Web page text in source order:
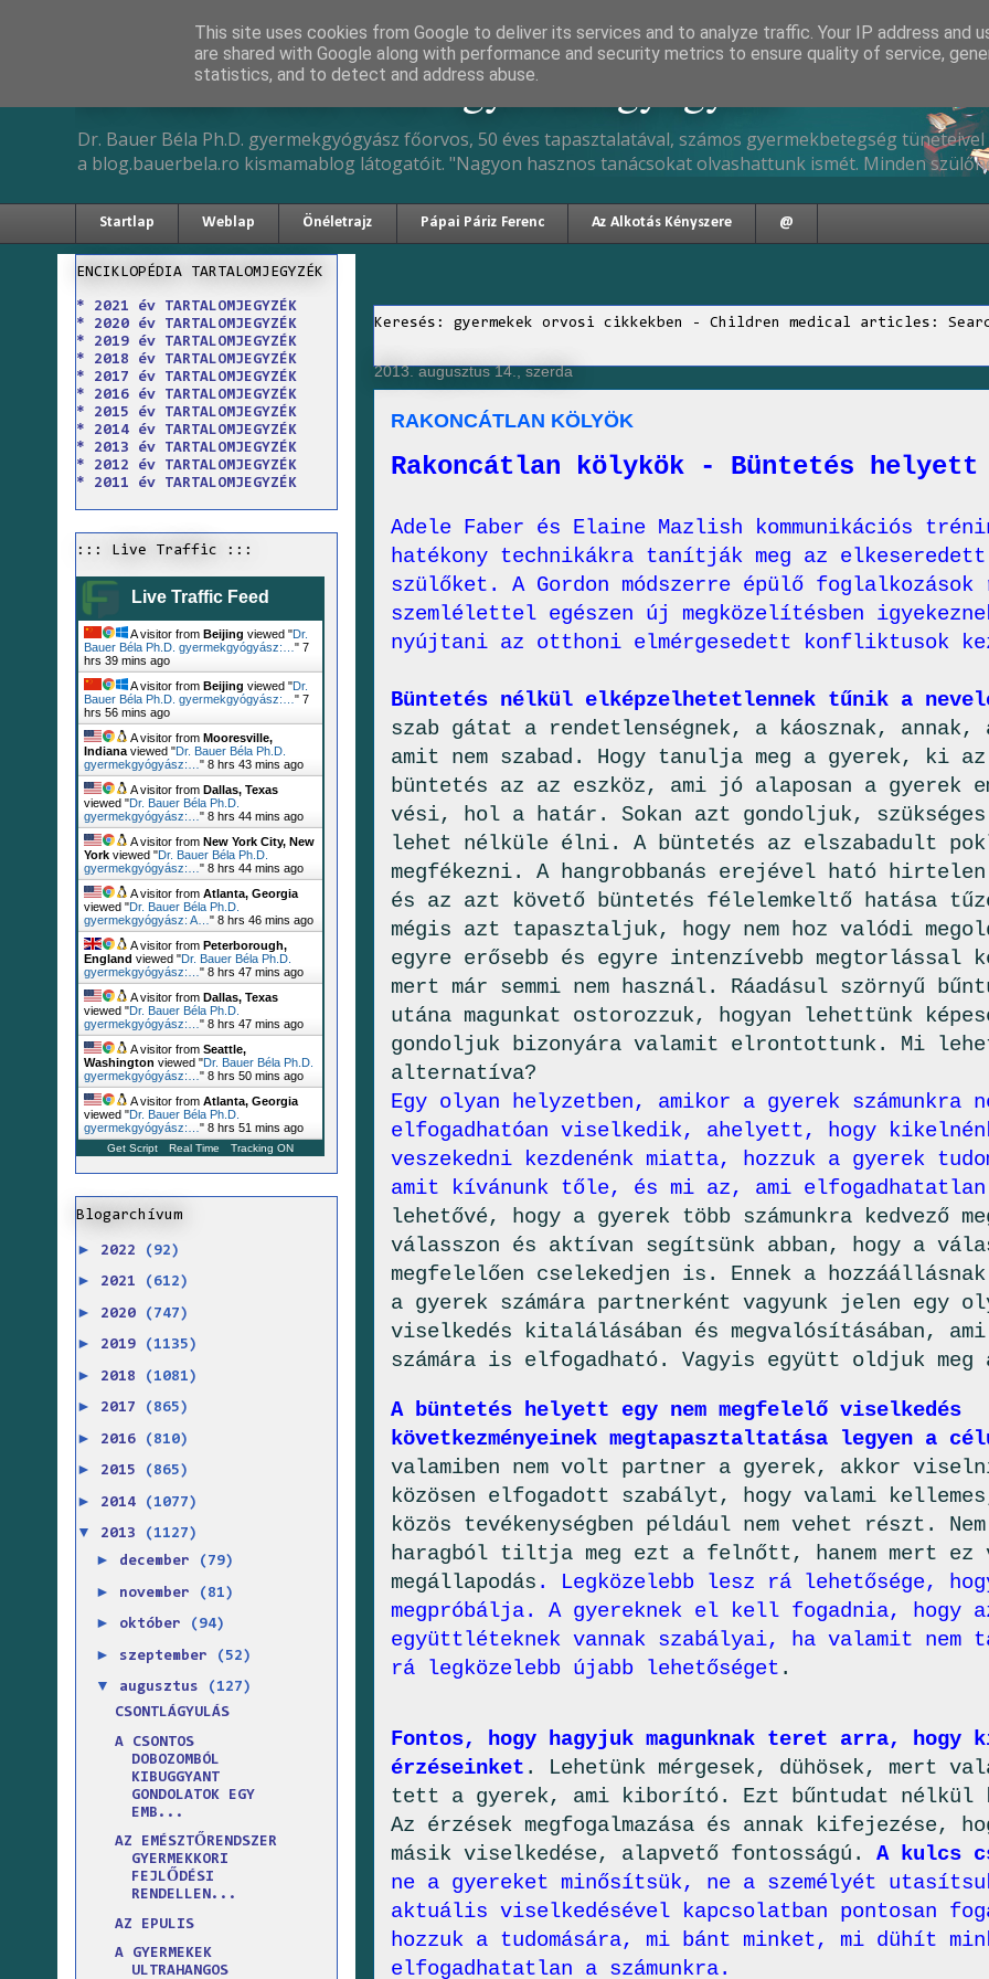
Dr. Bauer Béla Ph.D. gyermekgyógyász
Dr. Bauer Béla Ph.D. gyermekgyógyász főorvos, 50 éves tapasztalatával, számos gyermekbetegség
a blog.bauerbela.ro kismamablog látogatóit. "Nagyon hasznos tanácsokat olvashattunk ismét. Minden
Startlap Weblap Önéletrajz Pápai Páriz Ferenc Az Alkotás Kényszere @
Keresés: gyermekek orvosi cikkekben - Children medical articles:
2013. augusztus 14., szerda
RAKONCÁTLAN KÖLYÖK
Rakoncátlan kölykök - Büntetés helyett
Adele Faber és Elaine Mazlish kommunikációs
hatékony technikákra tanítják meg az
szülőket. A Gordon módszerre épülő foglalkozások
szemlélettel egészen új megközelítésben
nyújtani az otthoni elmérgesedett konfliktusok
Büntetés nélkül elképzelhetetlennek tűnik a
szab gátat a rendetlenségnek, a káosznak, annak,
amit nem szabad. Hogy tanulja meg a gyerek, ki
büntetés az az eszköz, ami jó alaposan a gyerek
vési, hol a határ. Sokan azt gondoljuk, szükséges
lehet nélküle élni. A büntetés az elszabadult
megfékezni. A hangrobbanás erejével ható
és az azt követő büntetés félelemkeltő hatása
mégis azt tapasztaljuk, hogy nem hoz valódi
egyre erősebb és egyre intenzívebb megtorlással
mert már semmi nem használ. Ráadásul szörnyű
utána magunkat ostorozzuk, hogyan lehettünk
gondoljuk bizonyára valamit elrontottunk. Mi
alternatíva?
Egy olyan helyzetben, amikor a gyerek számunkra
elfogadhatóan viselkedik, ahelyett, hogy
veszekedni kezdenénk miatta, hozzuk a gyerek
amit kívánunk tőle, és mi az, ami elfogadhatatlan
lehetővé, hogy a gyerek több számunkra kedvező
válasszon és aktívan segítsünk abban, hogy a
megfelelően cselekedjen is. Ennek a
a gyerek számára partnerként vagyunk jelen egy
viselkedés kitalálásában és megvalósításában,
számára is elfogadható. Vagyis együtt oldjuk meg
A büntetés helyett egy nem megfelelő viselkedés
következményeinek megtapasztaltatása legyen a
valamiben nem volt partner a gyerek, akkor
közösen elfogadott szabályt, hogy valami
közös tevékenységben például nem vehet részt.
haragból tiltja meg ezt a felnőtt, hanem mert ez
megállapodás . Legközelebb lesz rá lehetősége,
megpróbálja. A gyereknek el kell fogadnia, hogy
együttléteknek vannak szabályai, ha valamit
rá legközelebb újabb lehetőséget .
Fontos, hogy hagyjuk magunknak teret arra, hogy
érzéseinket . Lehetünk mérgesek, dühösek, mert
tett a gyerek, ami kiborító. Ezt bűntudat nélkül
Az érzések megfogalmazása és annak kifejezése,
másik viselkedése, alapvető fontosságú. A kulcs
ne a gyereket minősítsük, ne a személyét
aktuális viselkedésével kapcsolatban pontosan
hozzuk a tudomására, mi bánt minket, mi dühít
elfogadhatatlan a számunkra.
ENCIKLOPÉDIA TARTALOMJEGYZÉK
* 2021 év TARTALOMJEGYZÉK
* 2020 év TARTALOMJEGYZÉK
* 2019 év TARTALOMJEGYZÉK
* 2018 év TARTALOMJEGYZÉK
* 2017 év TARTALOMJEGYZÉK
* 2016 év TARTALOMJEGYZÉK
* 2015 év TARTALOMJEGYZÉK
* 2014 év TARTALOMJEGYZÉK
* 2013 év TARTALOMJEGYZÉK
* 2012 év TARTALOMJEGYZÉK
* 2011 év TARTALOMJEGYZÉK
::: Live Traffic :::
Live Traffic Feed
A visitor from Beijing viewed "Dr.
Bauer Béla Ph.D. gyermekgyógyász:… " 7
hrs 39 mins ago
A visitor from Beijing viewed "Dr.
Bauer Béla Ph.D. gyermekgyógyász:… " 7
hrs 56 mins ago
A visitor from Mooresville,
Indiana viewed "Dr. Bauer Béla Ph.D.
gyermekgyógyász:… " 8 hrs 43 mins ago
A visitor from Dallas, Texas
viewed "Dr. Bauer Béla Ph.D.
gyermekgyógyász:… " 8 hrs 44 mins ago
A visitor from New York City, New
York viewed "Dr. Bauer Béla Ph.D.
gyermekgyógyász:… " 8 hrs 44 mins ago
A visitor from Atlanta, Georgia
viewed "Dr. Bauer Béla Ph.D.
gyermekgyógyász: A… " 8 hrs 46 mins ago
A visitor from Peterborough,
England viewed "Dr. Bauer Béla Ph.D.
gyermekgyógyász:… " 8 hrs 47 mins ago
A visitor from Dallas, Texas
viewed "Dr. Bauer Béla Ph.D.
gyermekgyógyász:… " 8 hrs 47 mins ago
A visitor from Seattle,
Washington viewed "Dr. Bauer Béla Ph.D.
gyermekgyógyász:… " 8 hrs 50 mins ago
A visitor from Atlanta, Georgia
viewed "Dr. Bauer Béla Ph.D.
gyermekgyógyász:… " 8 hrs 51 mins ago
Get Script Real Time Tracking ON
Blogarchívum
► 2022 (92)
► 2021 (612)
► 2020 (747)
► 2019 (1135)
► 2018 (1081)
► 2017 (865)
► 2016 (810)
► 2015 (865)
► 2014 (1077)
▼ 2013 (1127)
► december (79)
► november (81)
► október (94)
► szeptember (52)
▼ augusztus
(127)
CSONTLÁGYULÁS
A CSONTOS
DOBOZOMBÓL
KIBUGGYANT
GONDOLATOK EGY
EMB...
AZ EMÉSZTŐRENDSZER
GYERMEKKORI
FEJLŐDÉSI
RENDELLEN...
AZ EPULIS
A GYERMEKEK
ULTRAHANGOS
This site uses cookies from Google to deliver its services and to analyze traffic. Your IP address and
are shared with Google along with performance and security metrics to ensure quality of service,
statistics, and to detect and address abuse.